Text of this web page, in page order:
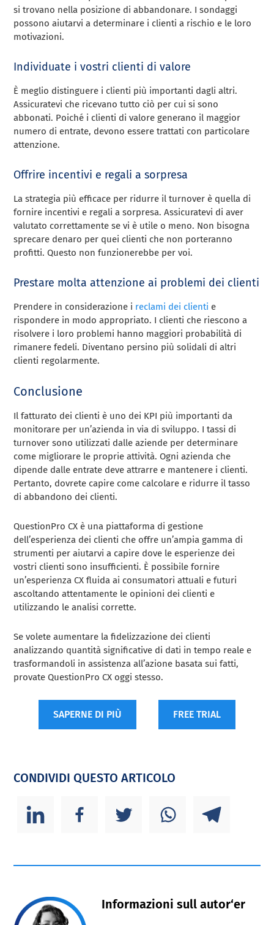
si trovano nella posizione di abbandonare. I sondaggi
possono aiutarvi a determinare i clienti a rischio e le loro
motivazioni.
Individuate i vostri clienti di valore
È meglio distinguere i clienti più importanti dagli altri.
Assicuratevi che ricevano tutto ciò per cui si sono
abbonati. Poiché i clienti di valore generano il maggior
numero di entrate, devono essere trattati con particolare
attenzione.
Offrire incentivi e regali a sorpresa
La strategia più efficace per ridurre il turnover è quella di
fornire incentivi e regali a sorpresa. Assicuratevi di aver
valutato correttamente se vi è utile o meno. Non bisogna
sprecare denaro per quei clienti che non porteranno
profitti. Questo non funzionerebbe per voi.
Prestare molta attenzione ai problemi dei clienti
Prendere in considerazione i reclami dei clienti e
rispondere in modo appropriato. I clienti che riescono a
risolvere i loro problemi hanno maggiori probabilità di
rimanere fedeli. Diventano persino più solidali di altri
clienti regolarmente.
Conclusione
Il fatturato dei clienti è uno dei KPI più importanti da
monitorare per un’azienda in via di sviluppo. I tassi di
turnover sono utilizzati dalle aziende per determinare
come migliorare le proprie attività. Ogni azienda che
dipende dalle entrate deve attrarre e mantenere i clienti.
Pertanto, dovrete capire come calcolare e ridurre il tasso
di abbandono dei clienti.
QuestionPro CX è una piattaforma di gestione
dell’esperienza dei clienti che offre un’ampia gamma di
strumenti per aiutarvi a capire dove le esperienze dei
vostri clienti sono insufficienti. È possibile fornire
un’esperienza CX fluida ai consumatori attuali e futuri
ascoltando attentamente le opinioni dei clienti e
utilizzando le analisi corrette.
Se volete aumentare la fidelizzazione dei clienti
analizzando quantità significative di dati in tempo reale e
trasformandoli in assistenza all’azione basata sui fatti,
provate QuestionPro CX oggi stesso.
SAPERNE DI PIÙ FREE TRIAL
CONDIVIDI QUESTO ARTICOLO
Informazioni sull autor‘er